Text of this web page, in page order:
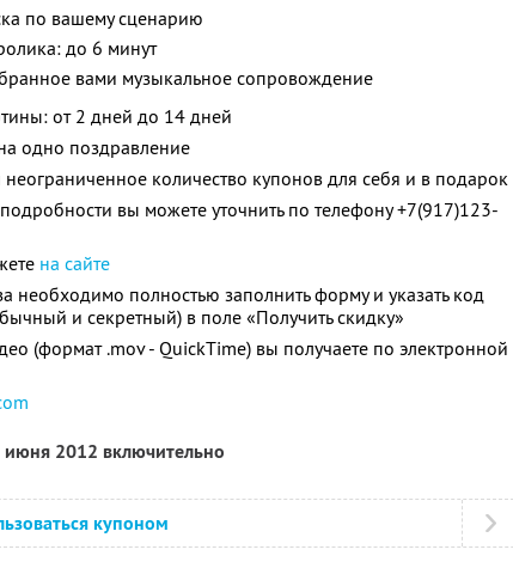
по вашему сценарию
до 6 минут
вами музыкальное сопровождение
от 2 дней до 14 дней
одно поздравление
количество купонов для себя и в подарок
вы можете уточнить по телефону +7(917)123-
на сайте
необходимо полностью заполнить форму и указать код
и секретный) в поле «Получить скидку»
(формат .mov - QuickTime) вы получаете по электронной
июня 2012 включительно
купоном